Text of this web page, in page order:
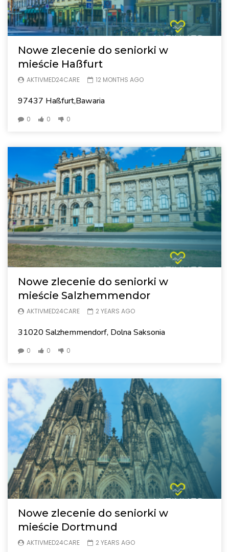
Nowe zlecenie do seniorki w
mieście Haßfurt
AKTIVMED24CARE 12 MONTHS AGO
97437 Haßfurt,Bawaria
0 0 0
Nowe zlecenie do seniorki w
mieście Salzhemmendor
AKTIVMED24CARE 2 YEARS AGO
31020 Salzhemmendorf, Dolna Saksonia
0 0 0
Nowe zlecenie do seniorki w
mieście Dortmund
AKTIVMED24CARE 2 YEARS AGO